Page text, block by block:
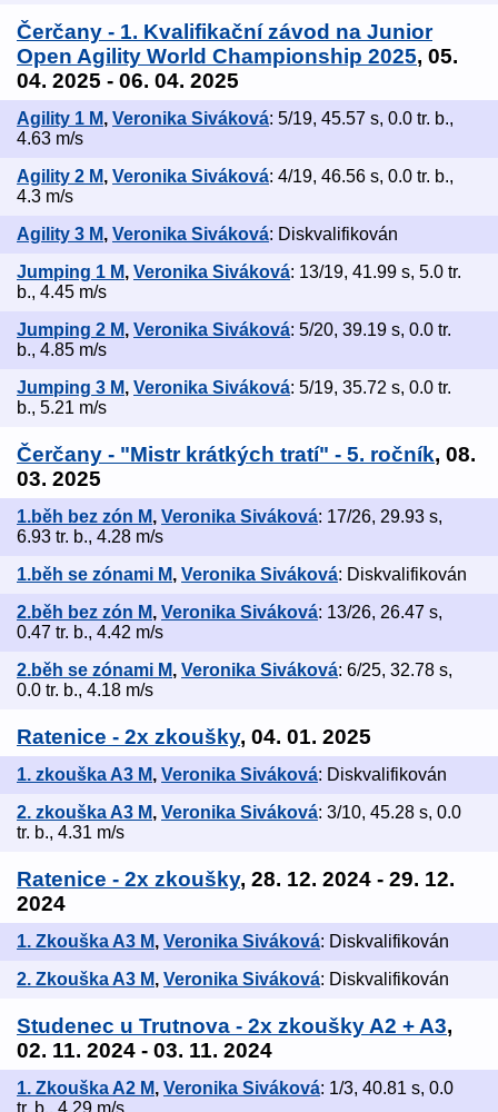
Čerčany - 1. Kvalifikační závod na Junior
Open Agility World Championship 2025, 05.
04. 2025 - 06. 04. 2025
Agility 1 M, Veronika Siváková: 5/19, 45.57 s, 0.0 tr. b.,
4.63 m/s
Agility 2 M, Veronika Siváková: 4/19, 46.56 s, 0.0 tr. b.,
4.3 m/s
Agility 3 M, Veronika Siváková: Diskvalifikován
Jumping 1 M, Veronika Siváková: 13/19, 41.99 s, 5.0 tr.
b., 4.45 m/s
Jumping 2 M, Veronika Siváková: 5/20, 39.19 s, 0.0 tr.
b., 4.85 m/s
Jumping 3 M, Veronika Siváková: 5/19, 35.72 s, 0.0 tr.
b., 5.21 m/s
Čerčany - "Mistr krátkých tratí" - 5. ročník, 08.
03. 2025
1.běh bez zón M, Veronika Siváková: 17/26, 29.93 s,
6.93 tr. b., 4.28 m/s
1.běh se zónami M, Veronika Siváková: Diskvalifikován
2.běh bez zón M, Veronika Siváková: 13/26, 26.47 s,
0.47 tr. b., 4.42 m/s
2.běh se zónami M, Veronika Siváková: 6/25, 32.78 s,
0.0 tr. b., 4.18 m/s
Ratenice - 2x zkoušky, 04. 01. 2025
1. zkouška A3 M, Veronika Siváková: Diskvalifikován
2. zkouška A3 M, Veronika Siváková: 3/10, 45.28 s, 0.0
tr. b., 4.31 m/s
Ratenice - 2x zkoušky, 28. 12. 2024 - 29. 12.
2024
1. Zkouška A3 M, Veronika Siváková: Diskvalifikován
2. Zkouška A3 M, Veronika Siváková: Diskvalifikován
Studenec u Trutnova - 2x zkoušky A2 + A3,
02. 11. 2024 - 03. 11. 2024
1. Zkouška A2 M, Veronika Siváková: 1/3, 40.81 s, 0.0
tr. b., 4.29 m/s